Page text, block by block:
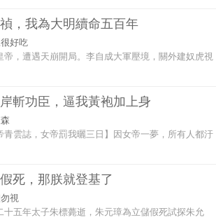
，我為大明續命五百年
好吃
帝，遭遇天崩開局。李自成大軍壓境，關外建奴虎視
斬功臣，逼我黃袍加上身
青雲誌，女帝罰我曬三日】因女帝一夢，所有人都汙
死，那朕就登基了
視
十五年太子朱標薨逝，朱元璋為立儲假死試探朱允